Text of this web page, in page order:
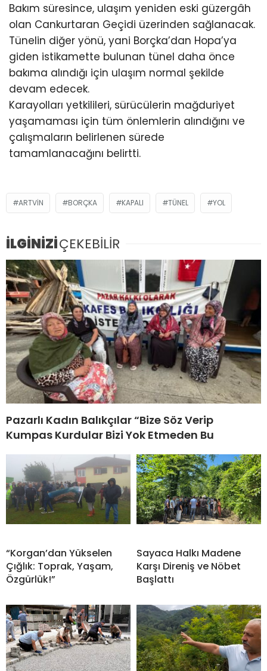
Bakım süresince, ulaşım yeniden eski güzergâh
olan Cankurtaran Geçidi üzerinden sağlanacak.
Tünelin diğer yönü, yani Borçka’dan Hopa’ya
giden istikamette bulunan tünel daha önce
bakıma alındığı için ulaşım normal şekilde
devam edecek.
Karayolları yetkilileri, sürücülerin mağduriyet
yaşamaması için tüm önlemlerin alındığını ve
çalışmaların belirlenen sürede
tamamlanacağını belirtti.
ARTVİN BORÇKA KAPALI TÜNEL YOL
İLGİNİZİÇEKEBİLİR
Pazarlı Kadın Balıkçılar “Bize Söz Verip
Kumpas Kurdular Bizi Yok Etmeden Bu
“Korgan’dan Yükselen
Çığlık: Toprak, Yaşam,
Özgürlük!”
Sayaca Halkı Madene
Karşı Direniş ve Nöbet
Başlattı